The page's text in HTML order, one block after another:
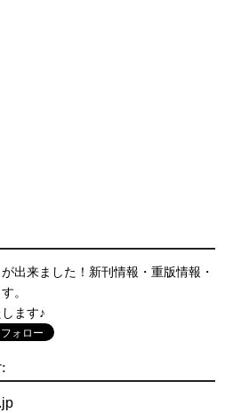
出来ました！新刊情報・重版情報・
。
ます♪
: